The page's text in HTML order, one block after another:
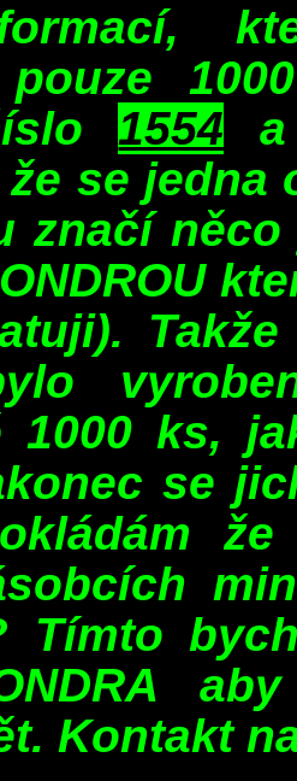
pouze
1554
se jedna
značí
1000 ks,
se
Tímto
Kontakt